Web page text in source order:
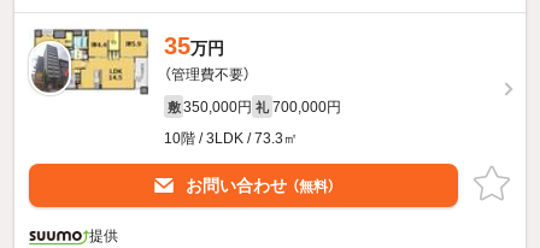
35万円
（管理費不要）
敷 350,000円 礼 700,000円
10階 / 3LDK / 73.3㎡
お問い合わせ （無料）
提供